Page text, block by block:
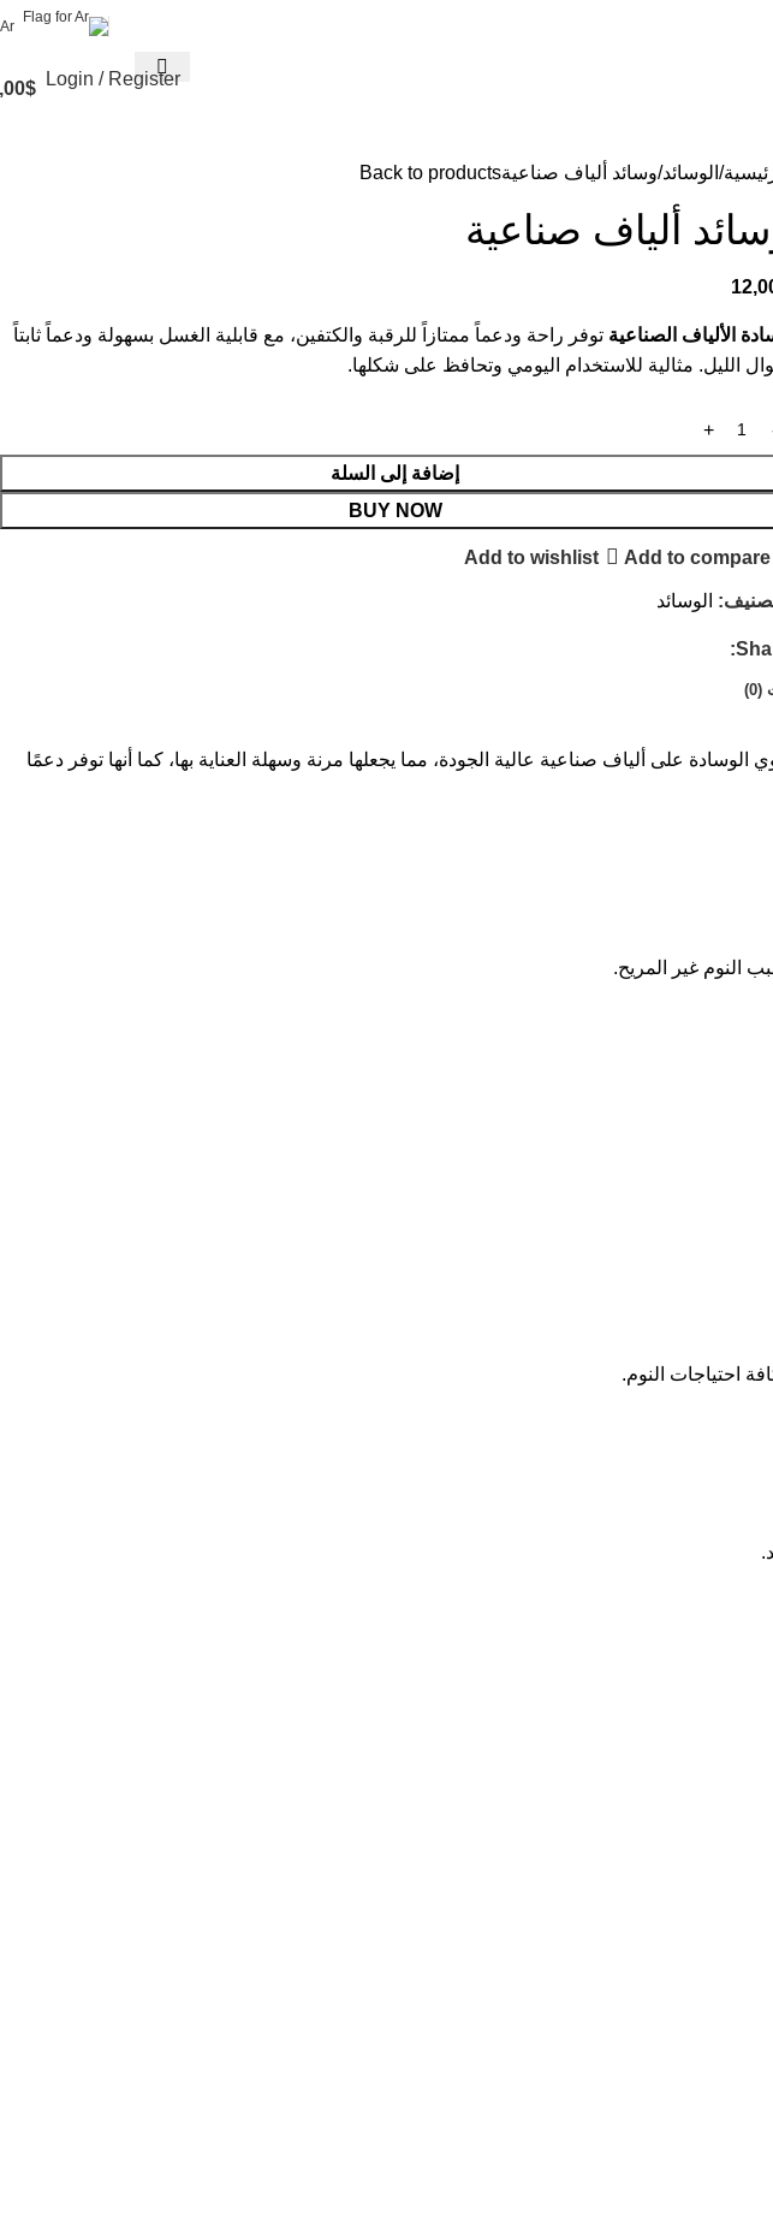
Ar
Login / Register
$
الوسائد وسائد ألياف صناعيةBack to products
ألياف صناعية
الألياف الصناعية توفر راحة ودعماً ممتازاً للرقبة والكتفين، مع قابلية الغسل بسهولة ودعماً ثابتاً
الليل. مثالية للاستخدام اليومي وتحافظ على شكلها.
إضافة إلى السلة
BUY NOW
Add to compare
Add to wishlist
الوسائد
الوسادة على ألياف صناعية عالية الجودة، مما يجعلها مرنة وسهلة العناية بها، كما أنها توفر دعمًا
النوم غير المريح.
احتياجات النوم.